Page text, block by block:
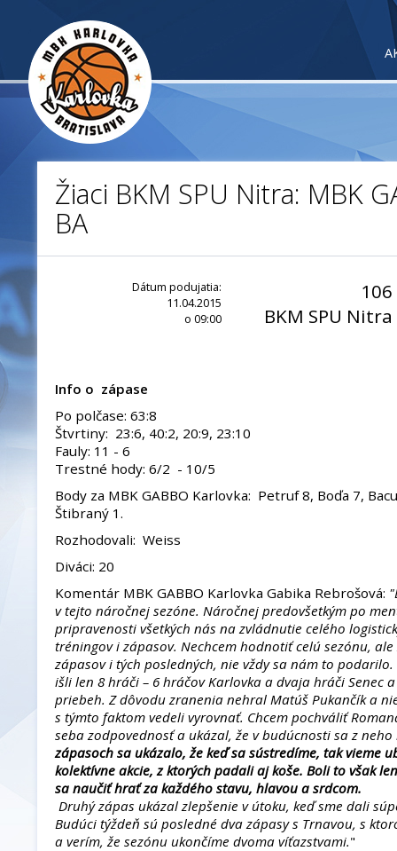
Žiaci BKM SPU Nitra: MBK
BA
Dátum podujatia:
11.04.2015
o 09:00
106
BKM SPU Nitra
Info o zápase
Po polčase: 63:8
Štvrtiny: 23:6, 40:2, 20:9, 23:10
Fauly: 11 - 6
Trestné hody: 6/2 - 10/5
Body za MBK GABBO Karlovka: Petruf 8, Boďa 7,
Štibraný 1.
Rozhodovali: Weiss
Diváci: 20
Komentár MBK GABBO Karlovka Gabika Rebrošová:
v tejto náročnej sezóne. Náročnej predovšetkým po
pripravenosti všetkých nás na zvládnutie celého
tréningov i zápasov. Nechcem hodnotiť celú sezónu,
zápasov i tých posledných, nie vždy sa nám to
išli len 8 hráči – 6 hráčov Karlovka a dvaja hráči Senec
priebeh. Z dôvodu zranenia nehral Matúš Pukančík a
s týmto faktom vedeli vyrovnať. Chcem pochváliť
seba zodpovednosť a ukázal, že v budúcnosti sa z
zápasoch sa ukázalo, že keď sa sústredíme, tak vieme
kolektívne akcie, z ktorých padali aj koše. Boli to však
sa naučiť hrať za každého stavu, hlavou a srdcom.
Druhý zápas ukázal zlepšenie v útoku, keď sme dali
Budúci týždeň sú posledné dva zápasy s Trnavou, s
a verím, že sezónu ukončíme dvoma víťazstvami."